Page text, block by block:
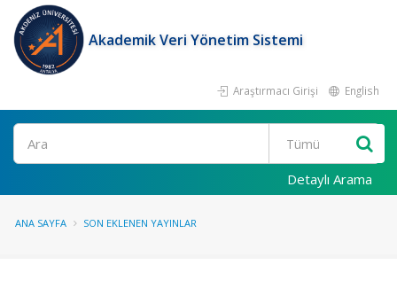
Akademik Veri Yönetim Sistemi
Araştırmacı Girişi English
Ara
Detaylı Arama
ANA SAYFA SON EKLENEN YAYINLAR